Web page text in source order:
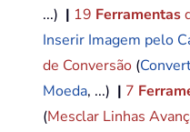
...) | 19 Ferramentas
Inserir Imagem pelo
de Conversão (
Moeda, ...) | 7
(Mesclar Linhas